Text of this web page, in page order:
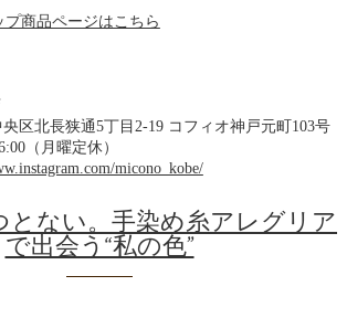
商品ページはこちら
央区北長狭通5丁目2-19 コフィオ神戸元町103号
（月曜定休）
micono_kobe/
とない。手染め糸アレグリア
で出会う“私の色”